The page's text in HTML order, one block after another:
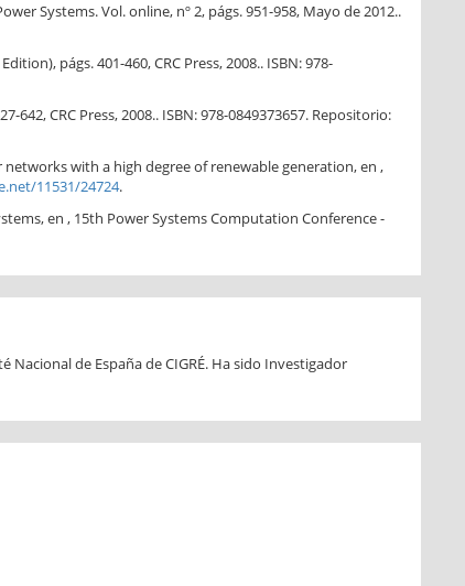
Systems. Vol. online, nº 2, págs. 951-958, Mayo de 2012..
págs. 401-460, CRC Press, 2008.. ISBN: 978-
CRC Press, 2008.. ISBN: 978-0849373657. Repositorio:
networks with a high degree of renewable generation, en ,
11531/24724.
en , 15th Power Systems Computation Conference -
Nacional de España de CIGRÉ. Ha sido Investigador